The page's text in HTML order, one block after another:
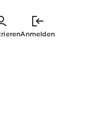
Anmelden